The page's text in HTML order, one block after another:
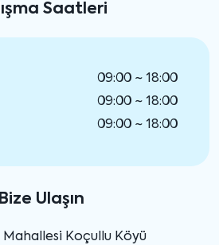
Saatleri
09:00 ~ 18:00
09:00 ~ 18:00
09:00 ~ 18:00
Bize Ulaşın
Mahallesi Koçullu Köyü